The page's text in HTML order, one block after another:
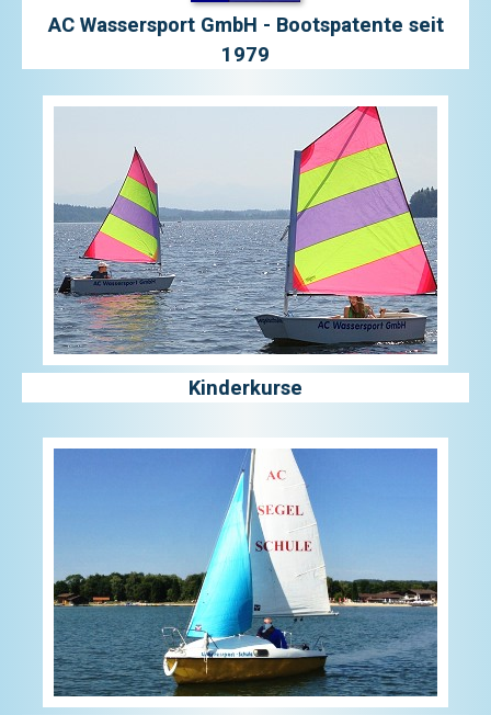
AC Wassersport GmbH - Bootspatente seit
1979
Kinderkurse